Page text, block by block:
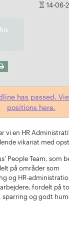
14-06-
has passed.
positions here.
vi en HR
vikariat med
People Team, som
på områder som
og HR-
fordelt på
sparring og godt